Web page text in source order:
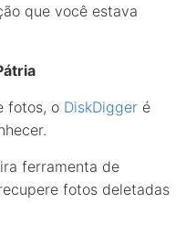
que você estava
fotos, o DiskDigger é
ferramenta de
fotos deletadas